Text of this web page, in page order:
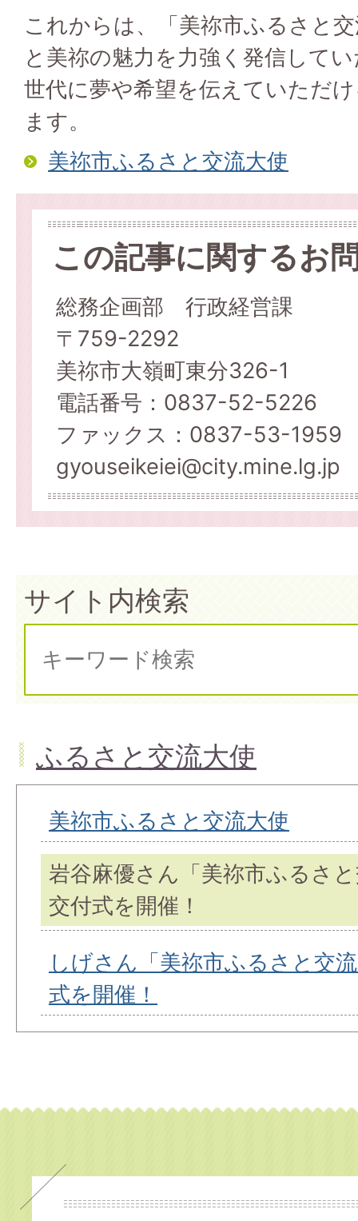
これからは、「美祢市ふるさと
と美祢の魅力を力強く発信して
世代に夢や希望を伝えていただ
ます。
美祢市ふるさと交流大使
この記事に関するお
総務企画部 行政経営課
〒759-2292
美祢市大嶺町東分326-1
電話番号：0837-52-5226
ファックス：0837-53-1959
gyouseikeiei@city.mine.lg.jp
サイト内検索
ふるさと交流大使
美祢市ふるさと交流大使
岩谷麻優さん「美祢市ふるさ
交付式を開催！
しげさん「美祢市ふるさと交
式を開催！